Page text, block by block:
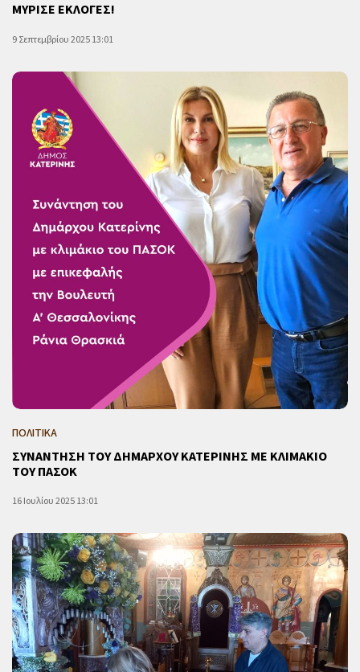
ΜΥΡΙΣΕ ΕΚΛΟΓΕΣ!
9 Σεπτεμβρίου 2025 13:01
ΠΟΛΙΤΙΚΑ
ΣΥΝΑΝΤΗΣΗ ΤΟΥ ΔΗΜΑΡΧΟΥ ΚΑΤΕΡΙΝΗΣ ΜΕ ΚΛΙΜΑΚΙΟ
ΤΟΥ ΠΑΣΟΚ
16 Ιουλίου 2025 13:01